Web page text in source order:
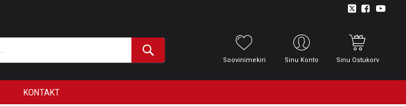
Soovinimekiri Sinu Konto Sinu Ostukorv
KONTAKT